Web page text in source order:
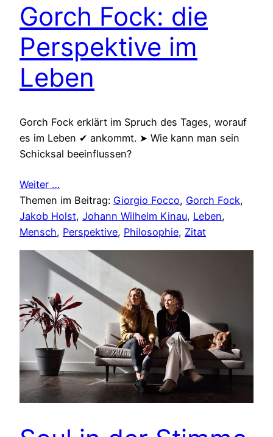
Gorch Fock: die
Perspektive im
Leben
Gorch Fock erklärt im Spruch des Tages, worauf
es im Leben ✔ ankommt. ➤ Wie kann man sein
Schicksal beeinflussen?
Weiter …
Themen im Beitrag: Giorgio Focco, Gorch Fock
Jakob Holst, Johann Wilhelm Kinau, Leben
Mensch, Perspektive, Philosophie, Zitat